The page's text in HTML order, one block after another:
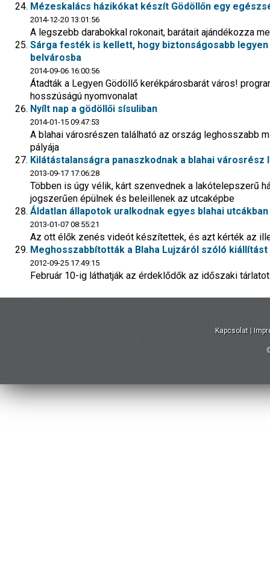
Mézeskalács házikókat készít Gödöllőn egy
2014-12-20 13:01:56
A legszebb darabokkal rokonait, barátait ajándékozza
Sárga festék is kellett, hogy biztonságosabb legyen
belvárosba
2014-09-06 16:00:56
Átadták a Legyen Gödöllő kerékpárosbarát város!
hosszúságú nyomvonalat
Nyílt nap a gödöllői sísuliban
2014-01-15 09:47:53
A blahai városrészen található az ország leghosszabb
pályája
Kilátástalanságra panaszkodnak a blahai városrész
2013-09-17 17:06:28
Többen is úgy vélik, kárt szenvednek a lakótelepszerű
jogszerűen épülnek és beleillenek az utcaképbe
Áldatlan állapotok uralkodnak egyes blahai utcákban
2013-01-07 08:55:21
Az ott élők zenés videót készítettek, és azt kérték az
Meghosszabbították a Blaha Lujzáról szóló kiállítást
2012-09-25 17:49:15
Február 10-ig láthatják az érdeklődők az időszaki tárlatot
Kapcsolat |